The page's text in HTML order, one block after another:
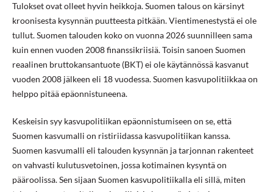
Tulokset ovat olleet hyvin heikkoja. Suomen talous on kärsinyt
kroonisesta kysynnän puutteesta pitkään. Vientimenestystä ei ole
tullut. Suomen talouden koko on vuonna 2026 suunnilleen sama
kuin ennen vuoden 2008 finanssikriisiä. Toisin sanoen Suomen
reaalinen bruttokansantuote (BKT) ei ole käytännössä kasvanut
vuoden 2008 jälkeen eli 18 vuodessa. Suomen kasvupolitiikkaa on
helppo pitää epäonnistuneena.
Keskeisin syy kasvupolitiikan epäonnistumiseen on se, että
Suomen kasvumalli on ristiriidassa kasvupolitiikan kanssa.
Suomen kasvumalli eli talouden kysynnän ja tarjonnan rakenteet
on vahvasti kulutusvetoinen, jossa kotimainen kysyntä on
pääroolissa. Sen sijaan Suomen kasvupolitiikalla eli sillä, miten